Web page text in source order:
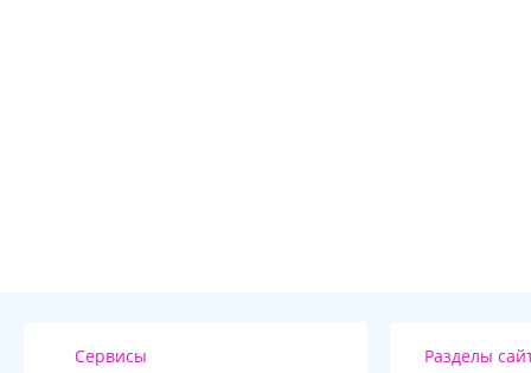
Сервисы Разделы